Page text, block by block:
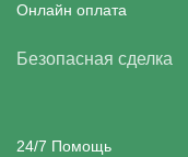
Онлайн оплата
Безопасная сделка
24/7 Помощь